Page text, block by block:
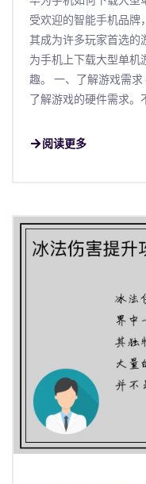
受欢迎的智能手机品
其成为许多玩家首选的
为手机上下载大型单
趣。 一、了解游戏需
了解游戏的硬件需求。
阅读更多